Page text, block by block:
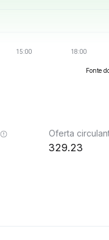
Fonte
Oferta
329.23